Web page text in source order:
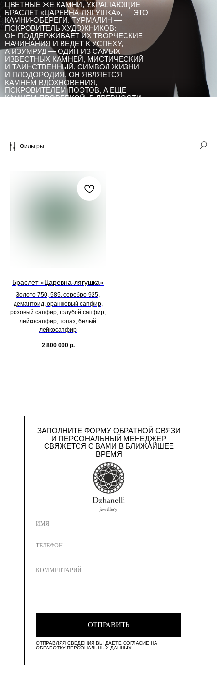
ЦВЕТНЫЕ ЖЕ КАМНИ, УКРАШАЮЩИЕ
БРАСЛЕТ «ЦАРЕВНА-ЛЯГУШКА», — ЭТО
КАМНИ-ОБЕРЕГИ. ТУРМАЛИН —
ПОКРОВИТЕЛЬ ХУДОЖНИКОВ:
ОН ПОДДЕРЖИВАЕТ ИХ ТВОРЧЕСКИЕ
НАЧИНАНИЯ И ВЕДЕТ К УСПЕХУ,
А ИЗУМРУД — ОДИН ИЗ САМЫХ
ИЗВЕСТНЫХ КАМНЕЙ, МИСТИЧЕСКИЙ
И ТАИНСТВЕННЫЙ, СИМВОЛ ЖИЗНИ
И ПЛОДОРОДИЯ. ОН ЯВЛЯЕТСЯ
КАМНЕМ ВДОХНОВЕНИЯ,
ПОКРОВИТЕЛЕМ ПОЭТОВ, А ЕЩЕ
КАМНЕМ-ПРОВЕРКОЙ: В ДРЕВНОСТИ
Фильтры
Браслет «Царевна-лягушка»
Золото 750, 585, серебро 925,
демантоид, оранжевый сапфир,
розовый сапфир, голубой сапфир,
лейкосапфир, топаз, белый
лейкосапфир
2 800 000 р.
ОТПРАВИТЬ
ЗАПОЛНИТЕ ФОРМУ ОБРАТНОЙ СВЯЗИ
И ПЕРСОНАЛЬНЫЙ МЕНЕДЖЕР
СВЯЖЕТСЯ С ВАМИ В БЛИЖАЙШЕЕ
ВРЕМЯ
ОТПРАВЛЯЯ СВЕДЕНИЯ ВЫ ДАЁТЕ СОГЛАСИЕ НА
ОБРАБОТКУ ПЕРСОНАЛЬНЫХ ДАННЫХ